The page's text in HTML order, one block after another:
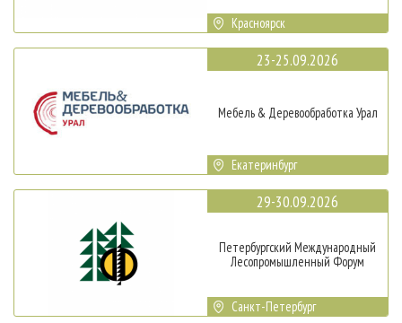
Красноярск
23-25.09.2026
Мебель & Деревообработка Урал
Екатеринбург
29-30.09.2026
Петербургский Международный
Лесопромышленный Форум
Санкт-Петербург